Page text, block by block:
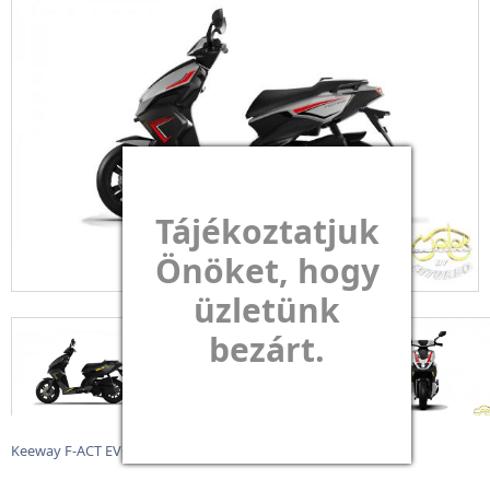
Tájékoztatjuk
Önöket, hogy
üzletünk
bezárt.
Keeway F-ACT EVO 125i 4T E5